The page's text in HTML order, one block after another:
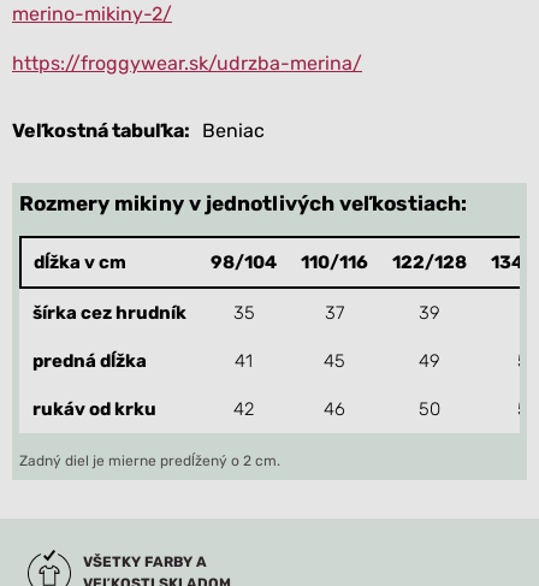
merino-mikiny-2/
https://froggywear.sk/udrzba-merina/
Veľkostná tabuľka Beniac
Rozmery mikiny v jednotlivých veľkostiach:
dĺžka v cm 98/104 110/116 122/128 134/
šírka cez hrudník 35 37 39
predná dĺžka 41 45 49 53
rukáv od krku 42 46 50 54
Zadný diel je mierne predĺžený o 2 cm.
VŠETKY FARBY A